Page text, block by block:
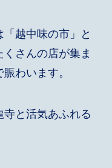
越中味の市」と
さんの店が集ま
わいます。
と活気あふれる